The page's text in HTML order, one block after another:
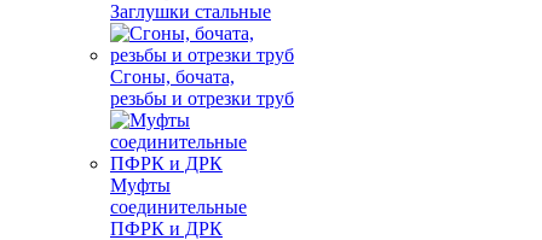
Заглушки стальные
Сгоны, бочата,
резьбы и отрезки труб
Муфты
соединительные
ПФРК и ДРК